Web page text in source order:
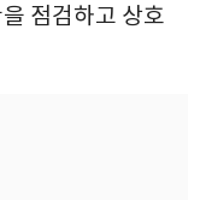
점검하고 상호